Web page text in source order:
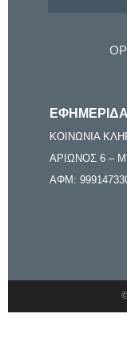
ΚΟΙΝΩΝΙΑ
ΑΡΙΩΝΟΣ 6 –
ΑΦΜ: